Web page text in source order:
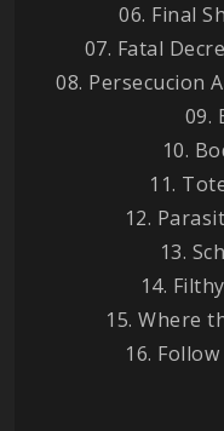
06. Final
07. Fatal
08. Persecucion
09.
10.
11.
12.
13.
14.
15. Where
16.